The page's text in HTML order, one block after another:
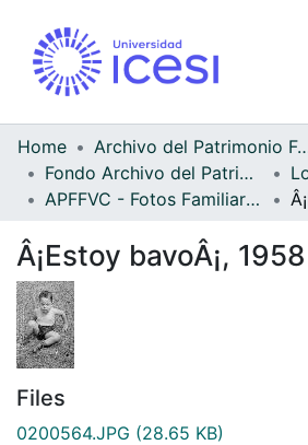
Home
Archivo del Patrimonio Fotográfico y
Fondo Archivo del Patrimonio Fotográfico y Fílmico del Valle del Cauca
APFFVC - Fotos Familiares - Patrimonial
Â¡Estoy bavoÂ¡, 1958
Files
0200564.JPG (28.65 KB)